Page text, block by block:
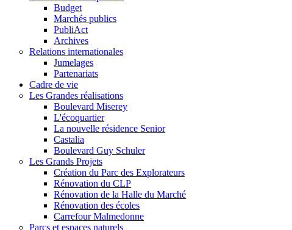
Budget
Marchés publics
PubliAct
Archives
Relations internationales
Jumelages
Partenariats
Cadre de vie
Les Grandes réalisations
Boulevard Miserey
L'écoquartier
La nouvelle résidence Senior
Castalia
Boulevard Guy Schuler
Les Grands Projets
Création du Parc des Explorateurs
Rénovation du CLP
Rénovation de la Halle du Marché
Rénovation des écoles
Carrefour Malmedonne
Parcs et espaces naturels